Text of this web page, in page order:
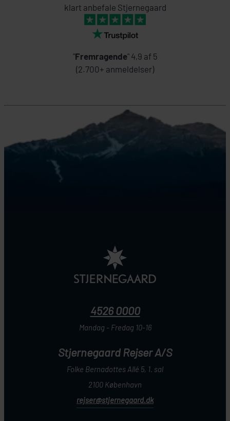
klart anbefale Stjernegaard
"Fremragende" 4,9 af 5
(2.700+ anmeldelser)
4526 0000
Mandag - Fredag 10-16
Stjernegaard Rejser A/S
Folke Bernadottes Allé 5, 1. sal
2100 København
rejser@stjernegaard.dk